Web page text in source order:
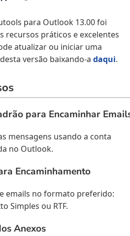
para Outlook 13.00 foi
recursos práticos e excelentes
atualizar ou iniciar uma
versão baixando-a daqui.
para Encaminhar
mensagens usando a conta
no Outlook.
Encaminhamento
emails no formato preferido:
Simples ou RTF.
Anexos